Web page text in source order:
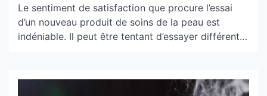
Le sentiment de satisfaction que procure l’essai
d’un nouveau produit de soins de la peau est
indéniable. Il peut être tentant d’essayer différents
actuelle. Il est important de savoir quand changer
de régime et quelles sont les autres […]